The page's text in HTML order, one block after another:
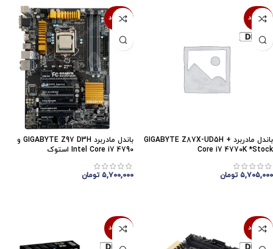
ناموجود
باندل مادربرد GIGABYTE Z87X-UD5H +
Core i7 4770K *Stock
۵,۷۰۵,۰۰۰ تومان
ناموجود
باندل مادربرد GIGABYTE Z97 D3H و
Intel Core i7 4790 استوک
۵,۷۰۰,۰۰۰ تومان
ناموجود ناموجود